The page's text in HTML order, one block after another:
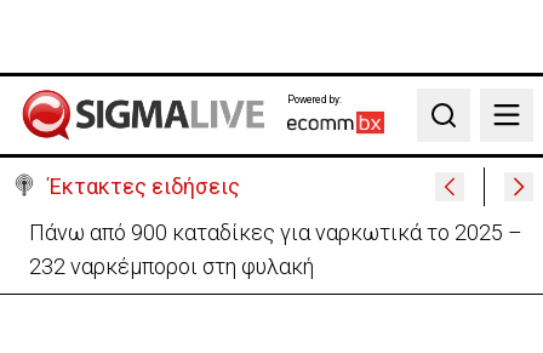
Powered by:
Search
Έκτακτες ειδήσεις
Θέλει να ξαναζωντανέψει την «Corner» o
Προύντζος - «Πληγώνει τις αναμνήσεις»